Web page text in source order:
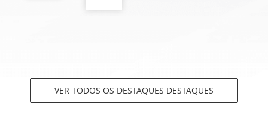
VER TODOS OS DESTAQUES DESTAQUES